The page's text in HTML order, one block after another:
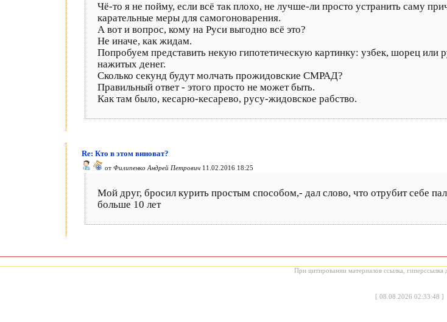
Чё-то я не пойму, если всё так плохо, не лучше-ли просто устранить саму
карательные меры для самогоноварения.
А вот и вопрос, кому на Руси выгодно всё это?
Не иначе, как жидам.
Попробуем представить некую гипотетическую картинку: узбек, шорец или
нажитых денег.
Сколько секунд будут молчать прожидовские СМРАД?
Правильный ответ - этого просто не может быть.
Как там было, кесарю-кесарево, русу-жидовское рабство.
Re: Кто в этом виноват?
от Филипенко Андрей Петрович 11.02.2016 18:25
Мой друг, бросил курить простым способом,- дал слово, что отрубит себе
больше 10 лет
При цитировании материалов ссылка, гиперссылка
[ 08.08.2026 02:33:48 ]